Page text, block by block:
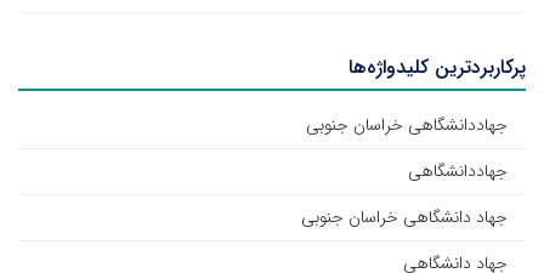
پرکاربردترین کلیدواژه‌ها
جهاددانشگاهی خراسان جنوبی
جهاددانشگاهی
جهاد دانشگاهی خراسان جنوبی
جهاد دانشگاهی